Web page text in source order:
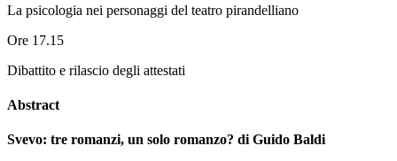
La psicologia nei personaggi del teatro pirandelliano
Ore 17.15
Dibattito e rilascio degli attestati
Abstract
Svevo: tre romanzi, un solo romanzo? di Guido Baldi